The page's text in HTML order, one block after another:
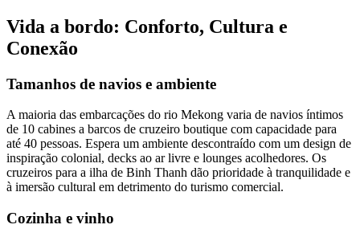
Vida a bordo: Conforto, Cultura e
Conexão
Tamanhos de navios e ambiente
A maioria das embarcações do rio Mekong varia de navios íntimos
de 10 cabines a barcos de cruzeiro boutique com capacidade para
até 40 pessoas. Espera um ambiente descontraído com um design de
inspiração colonial, decks ao ar livre e lounges acolhedores. Os
cruzeiros para a ilha de Binh Thanh dão prioridade à tranquilidade e
à imersão cultural em detrimento do turismo comercial.
Cozinha e vinho